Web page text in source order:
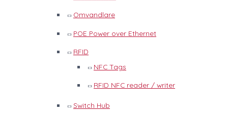
Omvandlare
POE Power over Ethernet
RFID
NFC Tags
RFID NFC reader / writer
Switch Hub